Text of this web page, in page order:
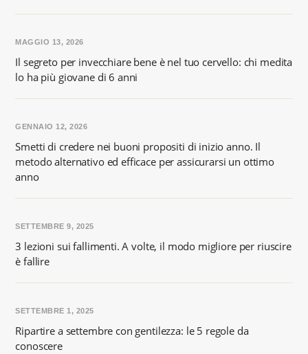
Il segreto per invecchiare bene è nel tuo cervello: chi medita
lo ha più giovane di 6 anni
MAGGIO 13, 2026
Smetti di credere nei buoni propositi di inizio anno. Il
metodo alternativo ed efficace per assicurarsi un ottimo
anno
GENNAIO 12, 2026
3 lezioni sui fallimenti. A volte, il modo migliore per riuscire
è fallire
SETTEMBRE 9, 2025
Ripartire a settembre con gentilezza: le 5 regole da
conoscere
SETTEMBRE 1, 2025